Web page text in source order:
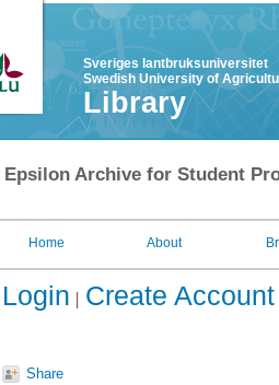
Sveriges lantbruksuniversitet
Swedish University of
Library
Epsilon Archive for Student
Home About
Login Create Account
Share